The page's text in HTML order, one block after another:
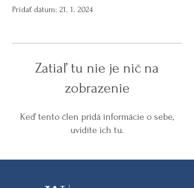
Pridať dátum: 21. 1. 2024
Zatiaľ tu nie je nič na
zobrazenie
Keď tento člen pridá informácie o sebe,
uvidíte ich tu.